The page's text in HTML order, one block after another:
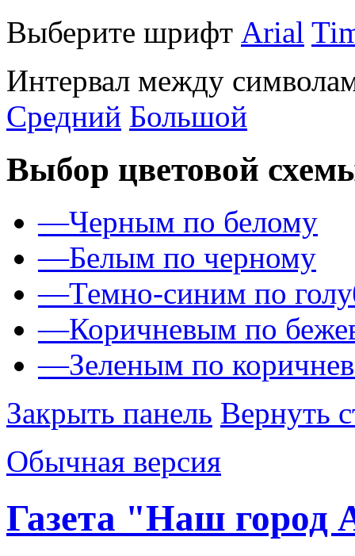
Выберите шрифт Arial
Интервал между
Средний Большой
Выбор цветовой
—Черным по белому
—Белым по черному
—Темно-синим по
—Коричневым по
—Зеленым по
Закрыть панель Вернуть
Обычная версия
Газета "Наш город